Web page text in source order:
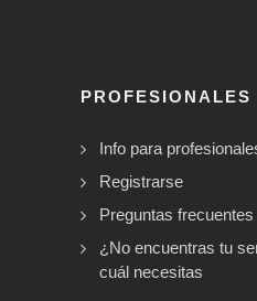
PROFESIONALES
Info para
Registrarse
Preguntas frecuentes
¿No encuentras tu
cuál necesitas